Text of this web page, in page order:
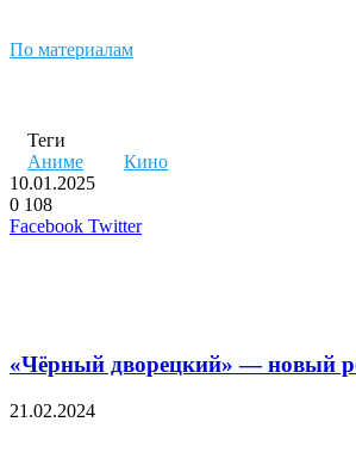
По материалам
Теги
Аниме
Кино
10.01.2025
0 108
Facebook TwitterLinkedIn
Pinterest
Вконтакте
Одноклассники
Skype
WhatsApp
Telegram
Viber
«Чёрный дворецкий» — новый
21.02.2024